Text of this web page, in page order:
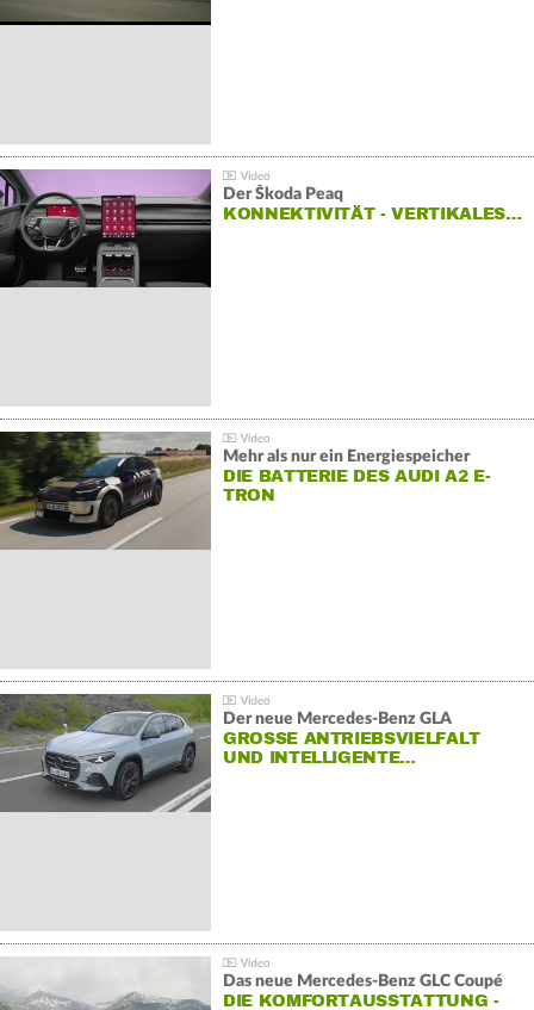
Der Škoda Peaq
KONNEKTIVITÄT - VERTIKALES…
Mehr als nur ein Energiespeicher
DIE BATTERIE DES AUDI A2 E-
TRON
Der neue Mercedes-Benz GLA
GROSSE ANTRIEBSVIELFALT U
ND INTELLIGENTE…
Das neue Mercedes-Benz GLC Coupé
DIE KOMFORTAUSSTATTUNG -